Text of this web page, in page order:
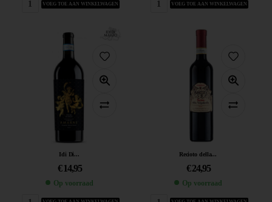
VOEG TOE AAN WINKELWAGEN VOEG TOE AAN WINKELWAGEN
Idi Di...
€14,95
Op voorraad
Recioto della...
€24,95
Op voorraad